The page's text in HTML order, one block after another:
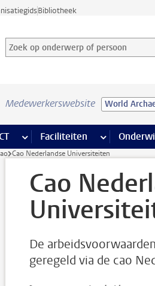
Bibliotheek
Zoek op onderwerp of persoon en
Zoekterm
Medewerkerswebsite World
pagina’s
meer ICT pagina’s
Faciliteiten meer
Cao Nederlandse Universiteiten
Cao
De
geregeld via de cao